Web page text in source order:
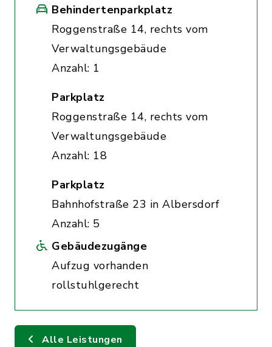
Behindertenparkplatz
Roggenstraße 14, rechts vom
Verwaltungsgebäude
Anzahl: 1
Parkplatz
Roggenstraße 14, rechts vom
Verwaltungsgebäude
Anzahl: 18
Parkplatz
Bahnhofstraße 23 in Albersdorf
Anzahl: 5
Gebäudezugänge
Aufzug vorhanden
rollstuhlgerecht
Alle Leistungen